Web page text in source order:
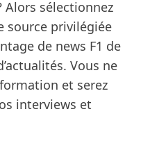
Alors sélectionnez
source privilégiée
de news F1 de
Vous ne
et serez
interviews et